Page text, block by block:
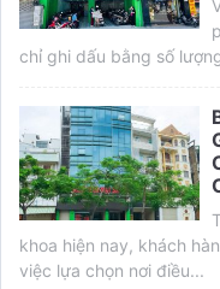
chỉ ghi dấu bằng số
khoa hiện nay, khách
việc lựa chọn nơi điều...